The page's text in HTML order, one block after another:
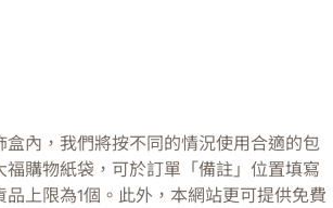
盒內，我們將按不同的情況使用合適的包
福購物紙袋，可於訂單「備註」位置填寫
上限為1個。此外，本網站更可提供免費